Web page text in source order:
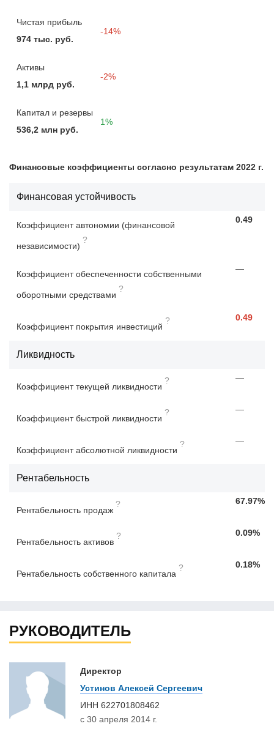
Чистая прибыль
974 тыс. руб.
-14%
Активы
1,1 млрд руб.
-2%
Капитал и резервы
536,2 млн руб.
1%
Финансовые коэффициенты согласно результатам 2022 г.
Финансовая устойчивость
Коэффициент автономии (финансовой
независимости)
?
0.49
Коэффициент обеспеченности собственными
оборотными средствами
?
—
Коэффициент покрытия инвестиций
? 0.49
Ликвидность
Коэффициент текущей ликвидности
? —
Коэффициент быстрой ликвидности
? —
Коэффициент абсолютной ликвидности
? —
Рентабельность
Рентабельность продаж
? 67.97%
Рентабельность активов
? 0.09%
Рентабельность собственного капитала
? 0.18%
РУКОВОДИТЕЛЬ
Директор
Устинов Алексей Сергеевич
ИНН 622701808462
с 30 апреля 2014 г.